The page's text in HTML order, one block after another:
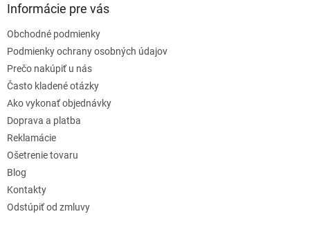
Informácie pre vás
Obchodné podmienky
Podmienky ochrany osobných údajov
Prečo nakúpiť u nás
Často kladené otázky
Ako vykonať objednávky
Doprava a platba
Reklamácie
Ošetrenie tovaru
Blog
Kontakty
Odstúpiť od zmluvy